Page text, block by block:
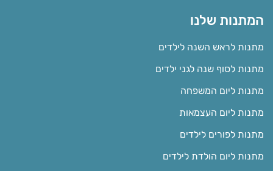
המתנות שלנו
מתנות לראש השנה לילדים
מתנות לסוף שנה לגני ילדים
מתנות ליום המשפחה
מתנות ליום העצמאות
מתנות לפורים לילדים
מתנות ליום הולדת לילדים